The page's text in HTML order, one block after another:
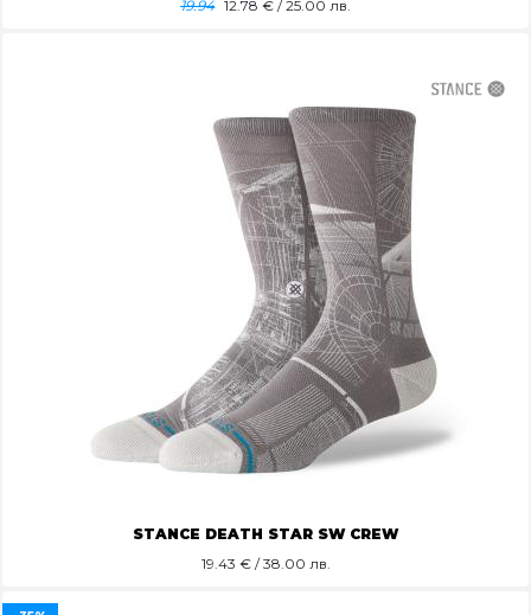
19.94 12.78 € / 25.00 лв.
STANCE DEATH STAR SW CREW
19.43 € / 38.00 лв.